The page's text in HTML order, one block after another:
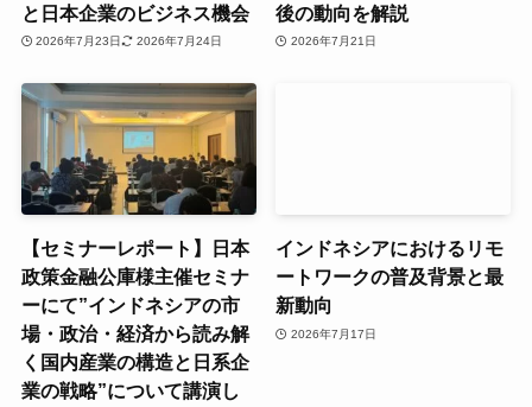
と日本企業のビジネス機会
2026年7月23日 2026年7月24日
後の動向を解説
2026年7月21日
【セミナーレポート】日本
政策金融公庫様主催セミナ
ーにて”インドネシアの市
場・政治・経済から読み解
く国内産業の構造と日系企
業の戦略”について講演し
インドネシアにおけるリモ
ートワークの普及背景と最
新動向
2026年7月17日